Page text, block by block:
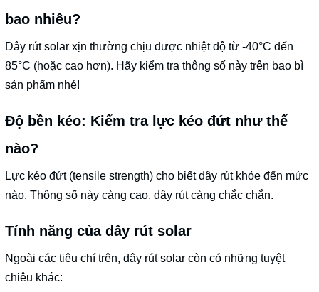
bao nhiêu?
Dây rút solar xịn thường chịu được nhiệt độ từ -40°C đến
85°C (hoặc cao hơn). Hãy kiểm tra thông số này trên bao bì
sản phẩm nhé!
Độ bền kéo: Kiểm tra lực kéo đứt như thế
nào?
Lực kéo đứt (tensile strength) cho biết dây rút khỏe đến mức
nào. Thông số này càng cao, dây rút càng chắc chắn.
Tính năng của dây rút solar
Ngoài các tiêu chí trên, dây rút solar còn có những tuyệt
chiêu khác: